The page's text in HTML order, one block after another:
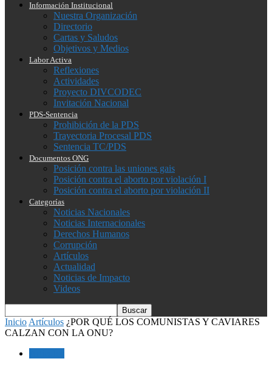
Información Institucional
Nuestra Organización
Directorio
Cartas y Saludos
Objetivos y Medios
Labor Activa
Reflexiones
Actividades
Proyecto DIVCODEC
Invitación Nacional
PDS-Sentencia
Prohibición de la PDS
Trayectoria Procesal PDS
Sentencia TC/PDS
Documentos ONG
Posición contra las uniones gais
Posición contra el aborto por violación I
Posición contra el aborto por violación II
Categorías
Noticias Nacionales
Noticias Internacionales
Derechos Humanos
Corrupción
Artículos
Actualidad
Noticias de Impacto
Videos
Inicio Artículos ¿POR QUÉ LOS COMUNISTAS Y CAVIARES
CALZAN CON LA ONU?